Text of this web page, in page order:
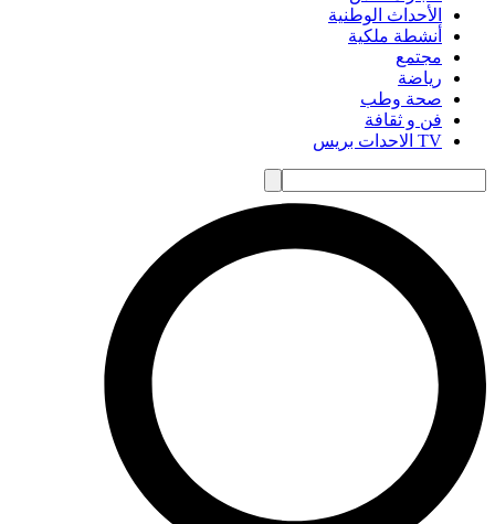
الأحداث الوطنية
أنشطة ملكية
مجتمع
رياضة
صحة وطب
فن و ثقافة
TV الاحدات بريس